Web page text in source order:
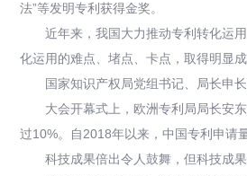
法”等发明专利获得金奖。
近年来，我国大力推动专利转化运
化运用的难点、堵点、卡点，取得明显成
国家知识产权局党组书记、局长申
大会开幕式上，欧洲专利局局长安
过10%。自2018年以来，中国专利申请
科技成果倍出令人鼓舞，但科技成